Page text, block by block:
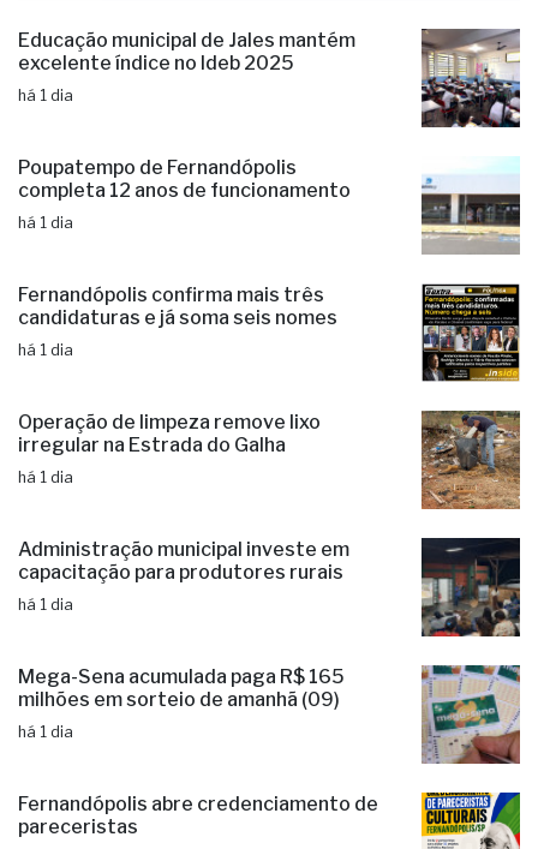
Educação municipal de Jales mantém
excelente índice no Ideb 2025
há 1 dia
Poupatempo de Fernandópolis
completa 12 anos de funcionamento
há 1 dia
Fernandópolis confirma mais três
candidaturas e já soma seis nomes
há 1 dia
Operação de limpeza remove lixo
irregular na Estrada do Galha
há 1 dia
Administração municipal investe em
capacitação para produtores rurais
há 1 dia
Mega-Sena acumulada paga R$ 165
milhões em sorteio de amanhã (09)
há 1 dia
Fernandópolis abre credenciamento de
pareceristas